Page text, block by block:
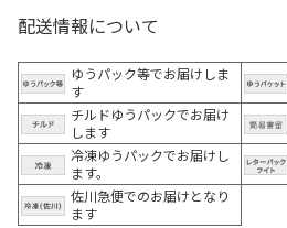
配送情報について
ゆうパック等でお届けしま
す
チルドゆうパックでお届け
します
冷凍ゆうパックでお届けし
ます。
佐川急便でのお届けとなり
ます